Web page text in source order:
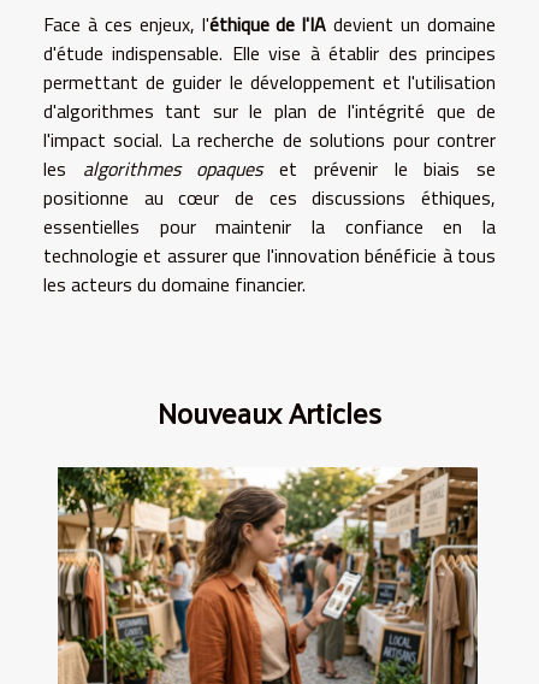
Face à ces enjeux, l'éthique de l'IA devient un domaine
d'étude indispensable. Elle vise à établir des principes
permettant de guider le développement et l'utilisation
d'algorithmes tant sur le plan de l'intégrité que de
l'impact social. La recherche de solutions pour contrer
les algorithmes opaqueset prévenir le biais se
positionne au cœur de ces discussions éthiques,
essentielles pour maintenir la confiance en la
technologie et assurer que l'innovation bénéficie à tous
les acteurs du domaine financier.
Nouveaux Articles